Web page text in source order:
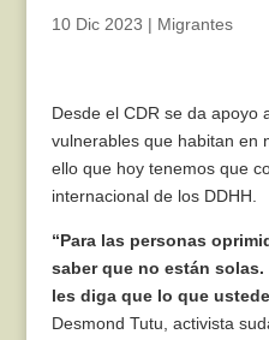
10 Dic 2023 | Migrantes
Desde el CDR se da apoyo
vulnerables que habitan en
ello que hoy tenemos que
internacional de los DDHH.
“Para las personas
saber que no están
les diga que lo que
Desmond Tutu, activista